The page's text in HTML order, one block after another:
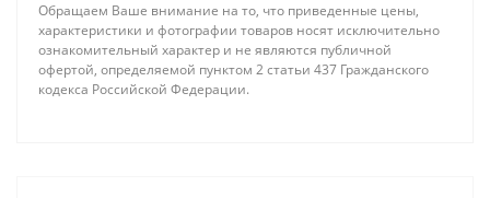
Обращаем Ваше внимание на то, что приведенные цены,
характеристики и фотографии товаров носят исключительно
ознакомительный характер и не являются публичной
офертой, определяемой пунктом 2 статьи 437 Гражданского
кодекса Российской Федерации.